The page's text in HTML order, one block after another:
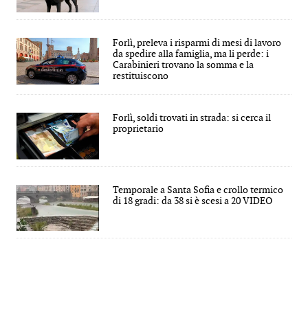
Forlì, preleva i risparmi di mesi di lavoro
da spedire alla famiglia, ma li perde: i
Carabinieri trovano la somma e la
restituiscono
Forlì, soldi trovati in strada: si cerca il
proprietario
Temporale a Santa Sofia e crollo termico
di 18 gradi: da 38 si è scesi a 20 VIDEO